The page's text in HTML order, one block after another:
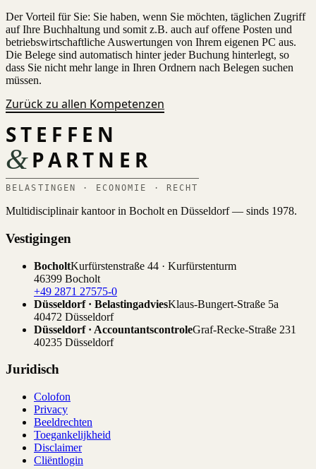
Der Vorteil für Sie: Sie haben, wenn Sie möchten, täglichen Zugriff
auf Ihre Buchhaltung und somit z.B. auch auf offene Posten und
betriebswirtschaftliche Auswertungen von Ihrem eigenen PC aus.
Die Belege sind automatisch hinter jeder Buchung hinterlegt, so
dass Sie nicht mehr lange in Ihren Ordnern nach Belegen suchen
müssen.
Zurück zu allen Kompetenzen
STEFFEN
&PARTNER
BELASTINGEN · ECONOMIE · RECHT
Multidisciplinair kantoor in Bocholt en Düsseldorf — sinds 1978.
Vestigingen
BocholtKurfürstenstraße 44 · Kurfürstenturm
46399 Bocholt
+49 2871 27575-0
Düsseldorf · BelastingadviesKlaus-Bungert-Straße 5a
40472 Düsseldorf
Düsseldorf · AccountantscontroleGraf-Recke-Straße 231
40235 Düsseldorf
Juridisch
Colofon
Privacy
Beeldrechten
Toegankelijkheid
Disclaimer
Cliëntlogin